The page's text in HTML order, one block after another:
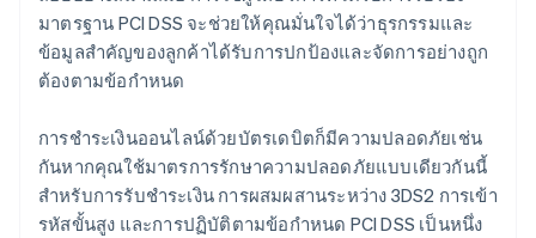
มาตรฐาน PCI DSS จะช่วยให้คุณมั่นใจได้ว่าธุรกรรมและ
ข้อมูลสำคัญของลูกค้าได้รับการปกป้องและจัดการอย่างถูก
ต้องตามข้อกำหนด
การชำระเงินออนไลน์ด้วยบัตรเดบิตก็มีความปลอดภัยเช่น
กันหากคุณใช้มาตรการรักษาความปลอดภัยแบบเดียวกันนี้
สำหรับการรับชำระเงิน การผสมผสานระหว่าง 3DS2 การเข้า
รหัสขั้นสูง และการปฏิบัติตามข้อกำหนด PCI DSS เป็นหนึ่ง